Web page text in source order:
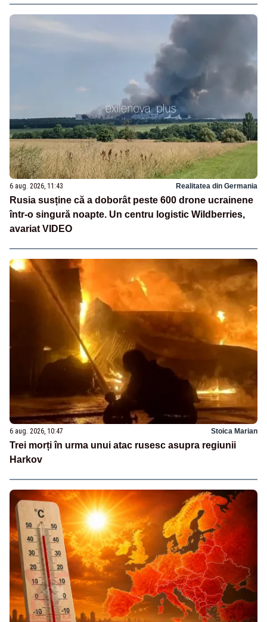
6 aug. 2026, 11:43 Realitatea din Germania
Rusia susține că a doborât peste 600 drone ucrainene
într-o singură noapte. Un centru logistic Wildberries,
avariat VIDEO
6 aug. 2026, 10:47 Stoica Marian
Trei morți în urma unui atac rusesc asupra regiunii
Harkov